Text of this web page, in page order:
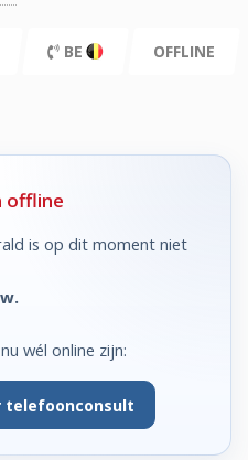
BE OFFLINE
offline
is op dit moment niet
wél online zijn:
telefoonconsult